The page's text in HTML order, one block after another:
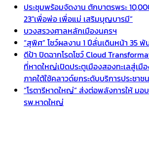
ประชุมพร้อมจัดงาน ตักบาตรพระ
23″เพื่อพ่อ เพื่อแม่ เสริมบุญบารมี”
บวงสรวงศาลหลักเมืองนครฯ
“สุพิศ” โชว์ผลงาน 1 ปีลั่นเดินหน้า 35
ดีป้า ปิดฉากโรดโชว์ Cloud
ที่หาดใหญ่เปิดประตูเมืองสองทะเลสู่เมื
ภาคใต้ใช้คลาวด์ยกระดับบริการประชาชน
“โรตารีหาดใหญ่” ส่งต่อพลังการให้ ม
รพ.หาดใหญ่